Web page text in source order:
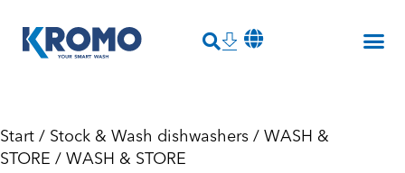
Start / Stock & Wash dishwashers / WASH &
STORE / WASH & STORE